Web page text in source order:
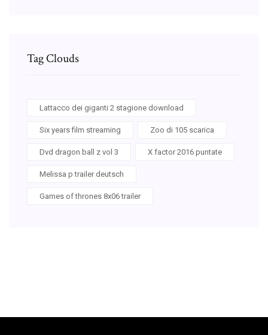
Tag Clouds
Lattacco dei giganti 2 stagione download
Six years film streaming Zoo di 105 scarica
Dvd dragon ball z vol 3 X factor 2016 puntate
Melissa p trailer deutsch
Games of thrones 8x06 trailer